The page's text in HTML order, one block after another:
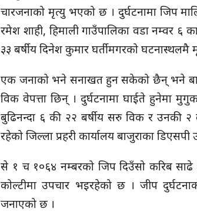
चारजनाको मृत्यु भएको छ । दुर्घटनामा जिप
रमेश शाही, हिमाली गाउँपालिका वडा नम्वर ६
३३ बर्षीय दिनेश कुमार घर्तीमगरको घटनास्थलमै
एक जनाको भने सनाखत हुन सकेको छैन् भने
विक वेपत्ता छिन् । दुर्घटनामा घाईते हुनेमा
बुढिनन्दा ६ की २२ बर्षीय सरु विक र उनकी २
रहेको जिल्ला प्रहरी कार्यालय बाजुराका
से १ च १०६४ नम्बरको जिप दिउँसो करिब
कोल्टीमा उपचार भइरहेको छ । जीप
जनाएको छ ।